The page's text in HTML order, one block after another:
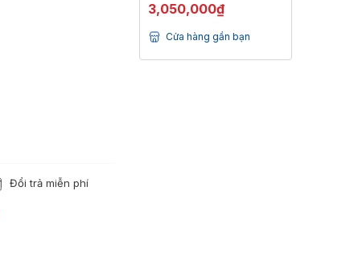
Đổi trả miễn phí
3,050,000₫
Cửa hàng gần bạn